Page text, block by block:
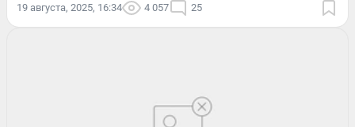
19 августа, 2025, 16:34 4 057 25